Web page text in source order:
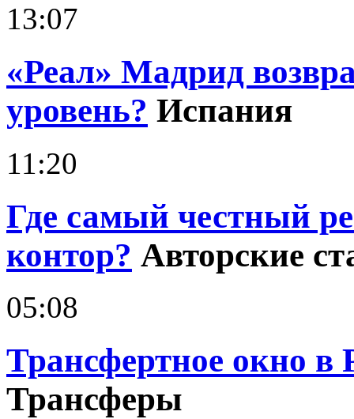
13:07
«Реал» Мадрид
уровень? Испания
11:20
Где самый честный
контор? Авторские
05:08
Трансфертное окно
Трансферы